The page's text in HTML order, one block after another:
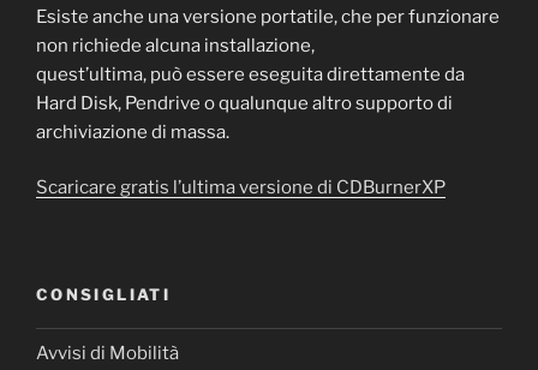
Esiste anche una versione portatile, che per funzionare
non richiede alcuna installazione,
quest’ultima, può essere eseguita direttamente da
Hard Disk, Pendrive o qualunque altro supporto di
archiviazione di massa.
Scaricare gratis l’ultima versione di CDBurnerXP
CONSIGLIATI
Avvisi di Mobilità